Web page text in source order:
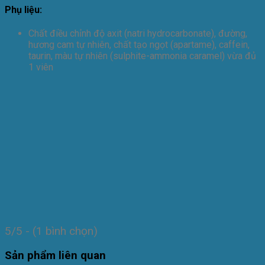
Phụ liệu:
Chất điều chỉnh độ axit (natri hydrocarbonate), đường,
hương cam tự nhiên, chất tạo ngọt (apartame), caffein,
taurin, màu tự nhiên (sulphite-ammonia caramel) vừa đủ
1 viên
5/5 - (1 bình chọn)
Sản phẩm liên quan